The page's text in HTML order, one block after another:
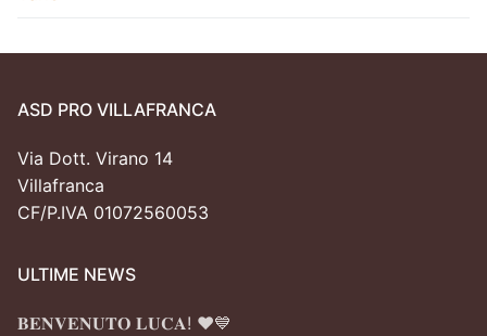
ASD PRO VILLAFRANCA
Via Dott. Virano 14
Villafranca
CF/P.IVA 01072560053
ULTIME NEWS
𝐁𝐄𝐍𝐕𝐄𝐍𝐔𝐓𝐎 𝐋𝐔𝐂𝐀! ❤️💙